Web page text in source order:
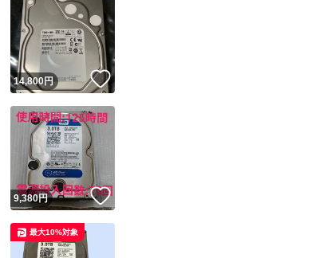
このユーザーは設定した発送日数内に発送しています
いいね！
14,800円 いいね！
いいね！
9,380円 いいね！
最大10%対象